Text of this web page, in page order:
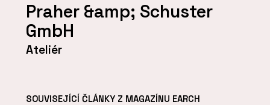
Praher &amp; Schuster
GmbH
Ateliér
SOUVISEJÍCÍ ČLÁNKY Z MAGAZÍNU EARCH